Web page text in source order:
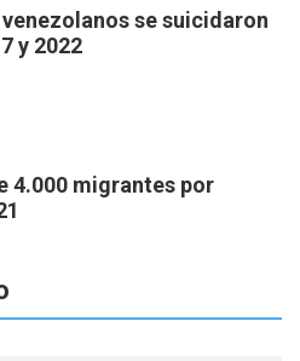
se suicidaron
y 2022
4.000 migrantes por